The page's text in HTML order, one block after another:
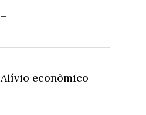
–
Alívio econômico